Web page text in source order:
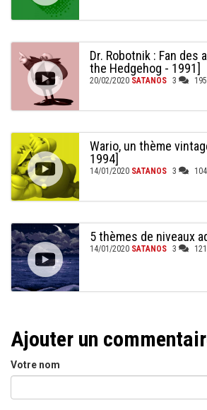
Dr. Robotnik : Fan des
the Hedgehog - 1991]
20/02/2020 SATANOS 3 195
Wario, un thème
1994]
14/01/2020 SATANOS 3 104
5 thèmes de niveaux
14/01/2020 SATANOS 3 121
Ajouter un
Votre nom